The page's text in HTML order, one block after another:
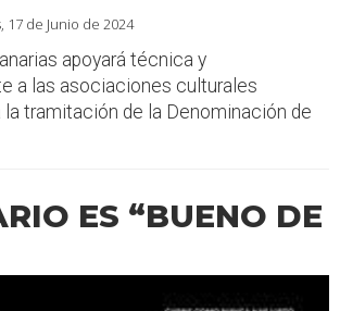
17 de Junio de 2024
apoyará técnica y
a las asociaciones culturales
tramitación de la Denominación de
ES “BUENO DE